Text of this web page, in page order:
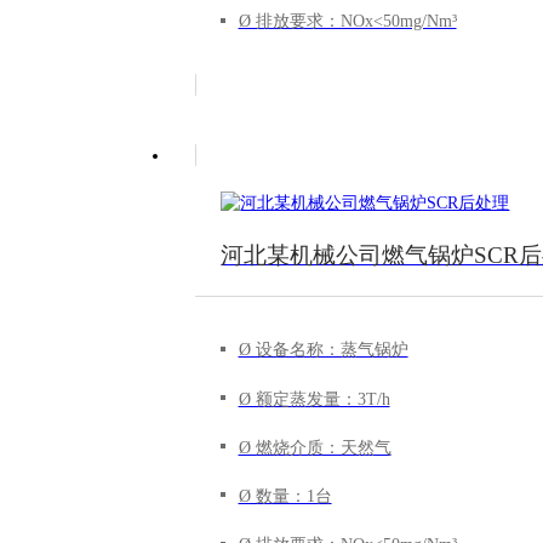
Ø 排放要求：NOx<50mg/Nm³
河北某机械公司燃气锅炉SCR
Ø 设备名称：蒸气锅炉
Ø 额定蒸发量：3T/h
Ø 燃烧介质：天然气
Ø 数量：1台